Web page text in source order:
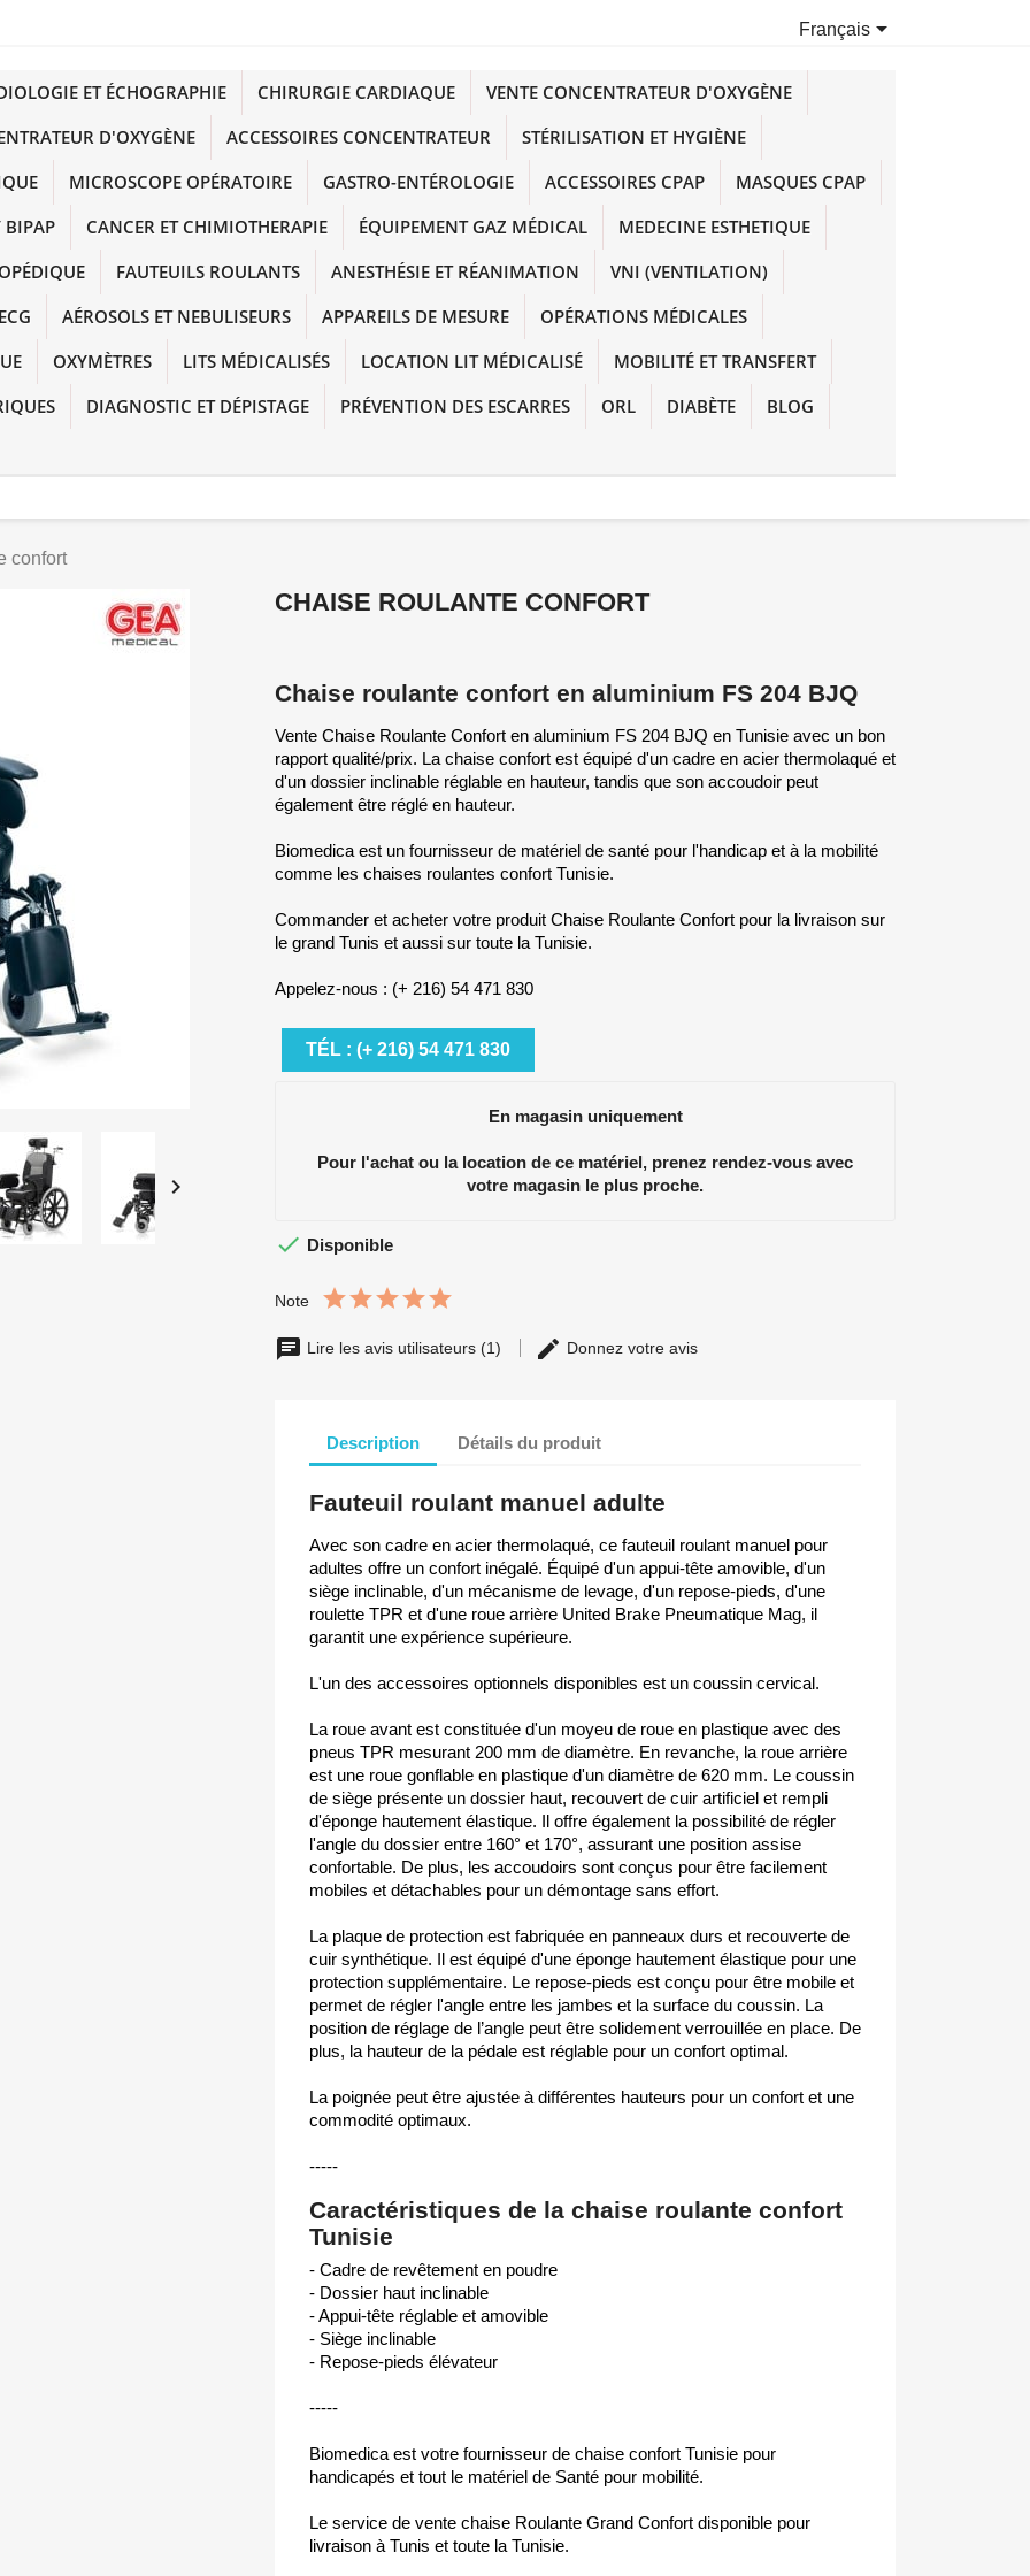
Français
ET ÉCHOGRAPHIE CHIRURGIE CARDIAQUE
VENTE CONCENTRATEUR D'OXYGÈNE
D'OXYGÈNE
ACCESSOIRES CONCENTRATEUR
STÉRILISATION ET HYGIÈNE
MICROSCOPE OPÉRATOIRE GASTRO-ENTÉROLOGIE ACCESSOIRES CPAP
MASQUES CPAP
BIPAP
CANCER ET CHIMIOTHERAPIE ÉQUIPEMENT GAZ MÉDICAL
MEDECINE ESTHETIQUE
FAUTEUILS ROULANTS ANESTHÉSIE ET RÉANIMATION
VNI (VENTILATION)
AÉROSOLS ET NEBULISEURS APPAREILS DE MESURE
OPÉRATIONS MÉDICALES
OXYMÈTRES LITS MÉDICALISÉS LOCATION LIT MÉDICALISÉ
MOBILITÉ ET TRANSFERT
DIAGNOSTIC ET DÉPISTAGE PRÉVENTION DES ESCARRES ORL DIABÈTE BLOG
confort

CHAISE ROULANTE CONFORT
Chaise roulante confort en aluminium FS 204 BJQ
Vente Chaise Roulante Confort en aluminium FS 204 BJQ en Tunisie avec un bon
rapport qualité/prix. La chaise confort est équipé d'un cadre en acier thermolaqué et
d'un dossier inclinable réglable en hauteur, tandis que son accoudoir peut
également être réglé en hauteur.
Biomedica est un fournisseur de matériel de santé pour l'handicap et à la mobilité
comme les chaises roulantes confort Tunisie.
Commander et acheter votre produit Chaise Roulante Confort pour la livraison sur
le grand Tunis et aussi sur toute la Tunisie.
Appelez-nous : (+ 216) 54 471 830
TÉL : (+ 216) 54 471 830
En magasin uniquement
Pour l'achat ou la location de ce matériel, prenez rendez-vous avec
votre magasin le plus proche.
 Disponible
Note
Lire les avis utilisateurs (1) Donnez votre avis
Description Détails du produit
Fauteuil roulant manuel adulte
Avec son cadre en acier thermolaqué, ce fauteuil roulant manuel pour
adultes offre un confort inégalé. Équipé d'un appui-tête amovible, d'un
siège inclinable, d'un mécanisme de levage, d'un repose-pieds, d'une
roulette TPR et d'une roue arrière United Brake Pneumatique Mag, il
garantit une expérience supérieure.
L'un des accessoires optionnels disponibles est un coussin cervical.
La roue avant est constituée d'un moyeu de roue en plastique avec des
pneus TPR mesurant 200 mm de diamètre. En revanche, la roue arrière
est une roue gonflable en plastique d'un diamètre de 620 mm. Le coussin
de siège présente un dossier haut, recouvert de cuir artificiel et rempli
d'éponge hautement élastique. Il offre également la possibilité de régler
l'angle du dossier entre 160° et 170°, assurant une position assise
confortable. De plus, les accoudoirs sont conçus pour être facilement
mobiles et détachables pour un démontage sans effort.
La plaque de protection est fabriquée en panneaux durs et recouverte de
cuir synthétique. Il est équipé d'une éponge hautement élastique pour une
protection supplémentaire. Le repose-pieds est conçu pour être mobile et
permet de régler l'angle entre les jambes et la surface du coussin. La
position de réglage de l’angle peut être solidement verrouillée en place. De
plus, la hauteur de la pédale est réglable pour un confort optimal.
La poignée peut être ajustée à différentes hauteurs pour un confort et une
commodité optimaux.
-----
Caractéristiques de la chaise roulante confort
Tunisie
- Cadre de revêtement en poudre
- Dossier haut inclinable
- Appui-tête réglable et amovible
- Siège inclinable
- Repose-pieds élévateur
-----
Biomedica est votre fournisseur de chaise confort Tunisie pour
handicapés et tout le matériel de Santé pour mobilité.
Le service de vente chaise Roulante Grand Confort disponible pour
livraison à Tunis et toute la Tunisie.